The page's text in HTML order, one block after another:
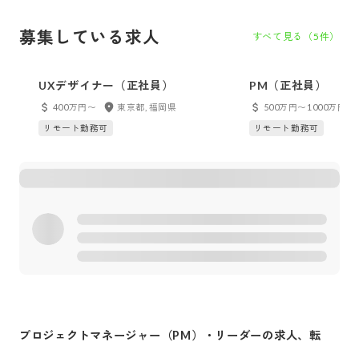
募集している求人 すべて見る（5件）
UXデザイナー（正社員）
400万円〜
東京都, 福岡県
リモート勤務可
PM（正社員）
500万円〜1000万円
リモート勤務可
プロジェクトマネージャー（PM）・リーダーの求人、転